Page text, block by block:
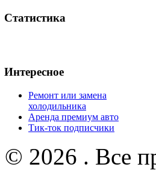
Статистика
Интересное
Ремонт или замена
холодильника
Аренда премиум авто
Тик-ток подписчики
© 2026 . Все